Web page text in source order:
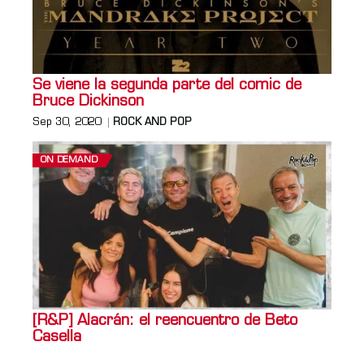
Se viene la segunda parte del comic de
Bruce Dickinson
Sep 30, 2020 ROCK AND POP
ON DEMAND
[R&P] Alacrán: el reencuentro de Beto
Casella